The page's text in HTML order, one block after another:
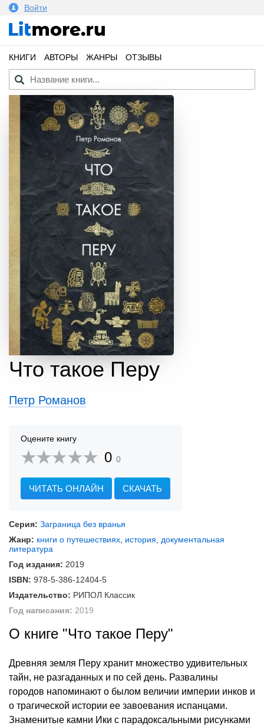
Войти
КНИГИ АВТОРЫ ЖАНРЫ ОТЗЫВЫ
Что такое Перу
Петр Романов
Оцените книгу
0 0
ЧИТАТЬ ОНЛАЙН СКАЧАТЬ
Серия: Заграница без вранья
Жанр: книги о путешествиях, история, документальная
литература
Год издания: 2019
ISBN: 978-5-386-12404-5
Издательство: РИПОЛ Классик
Год написания: 2019
О книге "Что такое Перу"
Древняя земля Перу хранит множество удивительных
тайн, не разгаданных и по сей день. Развалины
городов напоминают о былом величии империи инков и
о трагической истории ее завоевания испанцами.
Знаменитые камни Ики с парадоксальными рисунками